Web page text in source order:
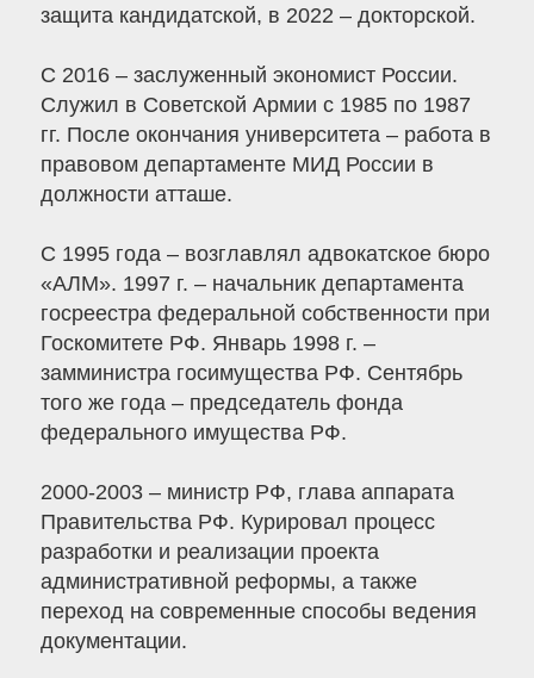
защита кандидатской, в 2022 – докторской.
С 2016 – заслуженный экономист России.
Служил в Советской Армии с 1985 по 1987
гг. После окончания университета – работа в
правовом департаменте МИД России в
должности атташе.
С 1995 года – возглавлял адвокатское бюро
«АЛМ». 1997 г. – начальник департамента
госреестра федеральной собственности при
Госкомитете РФ. Январь 1998 г. –
замминистра госимущества РФ. Сентябрь
того же года – председатель фонда
федерального имущества РФ.
2000-2003 – министр РФ, глава аппарата
Правительства РФ. Курировал процесс
разработки и реализации проекта
административной реформы, а также
переход на современные способы ведения
документации.